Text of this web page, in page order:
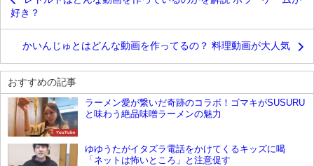
好き？
かいんじゅとはどんな動画を作ってるの？ 料理動画が大人気
おすすめの記事
YouTube
ラーメン愛が繋いだ奇跡のコラボ！ゴマキがSUSURU
と味わう絶品味噌ラーメンの魅力
ゆゆうたがイタズラ電話をかけてくるキッズに喝
「ネットは怖いところ」と注意促す